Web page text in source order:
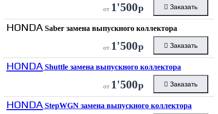
от 1'500р Заказать
HONDA Saber замена выпускного коллектора
от 1'500р Заказать
HONDA Shuttle замена выпускного коллектора
от 1'500р Заказать
HONDA StepWGN замена выпускного коллектора